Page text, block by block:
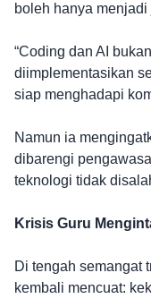
boleh hanya
“Coding dan AI
diimplementasikan
siap menghadapi
Namun ia
dibarengi
teknologi tidak
Krisis Guru
Di tengah semangat
kembali mencuat: